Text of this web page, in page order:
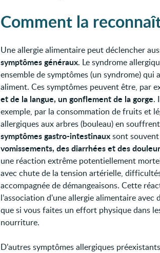
Comment la
Une allergie alimentaire peut déclencher
symptômes généraux. Le syndrome
ensemble de symptômes (un syndrome)
aliment. Ces symptômes peuvent être, par
et de la langue, un gonflement de la gorge.
exemple, par la consommation de fruits et
allergiques aux arbres (bouleau) en
symptômes gastro-intestinauxsont
vomissements, des diarrhées et des
une réaction extrême potentiellement
avec chute de la tension artérielle,
accompagnée de démangeaisons. Cette
l’association d'une allergie alimentaire avec
que si vous faites un effort physique dans
nourriture.
D’autres symptômes allergiques